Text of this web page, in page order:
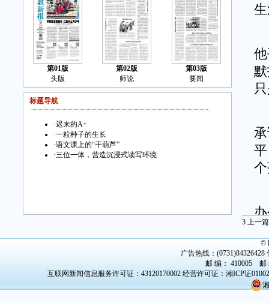
第01版
头版
第02版
师说
第03版
要闻
标题导航
·迟来的A+
·一粒种子的生长
·语文课上的“干葫芦”
·三位一体，营造沉浸式读写环境
3 上一篇
©
广告热线：(0731)84326428
邮 编： 410005 邮
互联网新闻信息服务许可证：43120170002 经营许可证：湘ICP证